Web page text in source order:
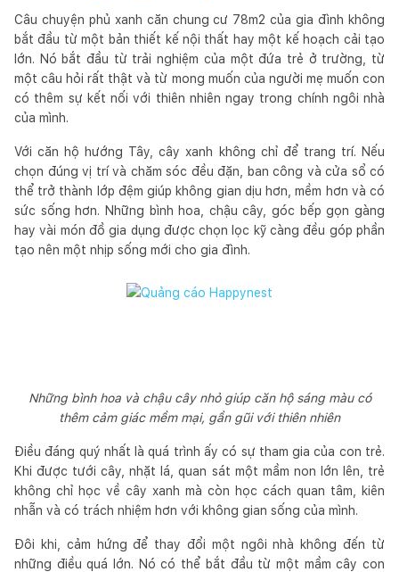
Câu chuyện phủ xanh căn chung cư 78m2 của gia đình không
bắt đầu từ một bản thiết kế nội thất hay một kế hoạch cải tạo
lớn. Nó bắt đầu từ trải nghiệm của một đứa trẻ ở trường, từ
một câu hỏi rất thật và từ mong muốn của người mẹ muốn con
có thêm sự kết nối với thiên nhiên ngay trong chính ngôi nhà
của mình.
Với căn hộ hướng Tây, cây xanh không chỉ để trang trí. Nếu
chọn đúng vị trí và chăm sóc đều đặn, ban công và cửa sổ có
thể trở thành lớp đệm giúp không gian dịu hơn, mềm hơn và có
sức sống hơn. Những bình hoa, chậu cây, góc bếp gọn gàng
hay vài món đồ gia dụng được chọn lọc kỹ càng đều góp phần
tạo nên một nhịp sống mới cho gia đình.
Những bình hoa và chậu cây nhỏ giúp căn hộ sáng màu có
thêm cảm giác mềm mại, gần gũi với thiên nhiên
Điều đáng quý nhất là quá trình ấy có sự tham gia của con trẻ.
Khi được tưới cây, nhặt lá, quan sát một mầm non lớn lên, trẻ
không chỉ học về cây xanh mà còn học cách quan tâm, kiên
nhẫn và có trách nhiệm hơn với không gian sống của mình.
Đôi khi, cảm hứng để thay đổi một ngôi nhà không đến từ
những điều quá lớn. Nó có thể bắt đầu từ một mầm cây con